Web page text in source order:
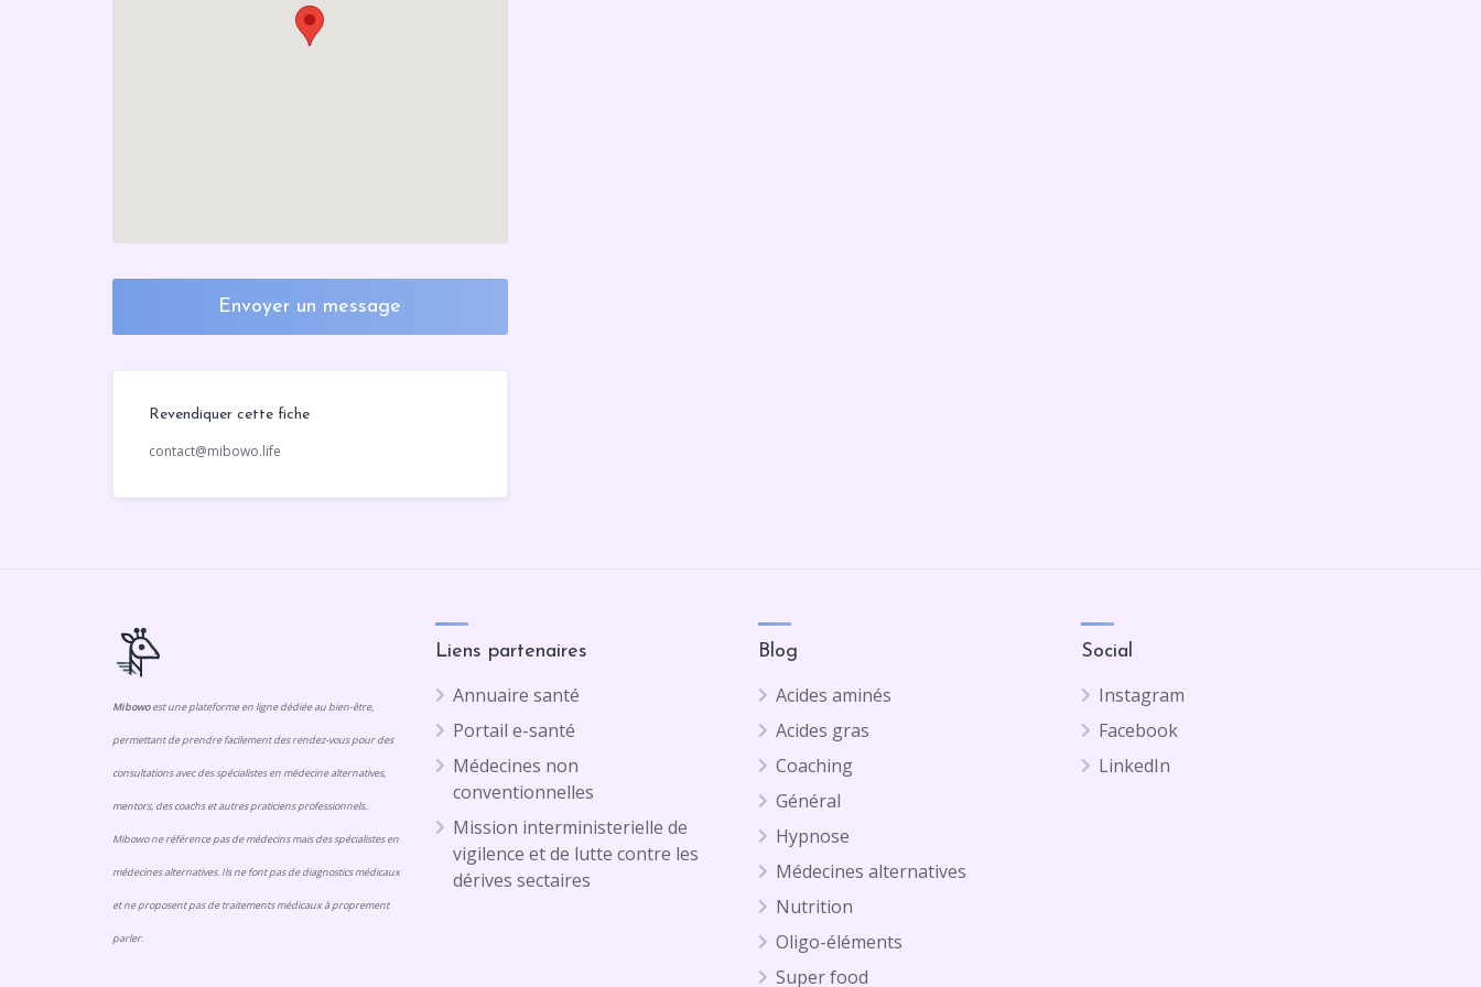
Envoyer un message
Revendiquer cette fiche
contact@mibowo.life
Mibowoest une plateforme en ligne dédiée au bien-être,
permettant de prendre facilement des rendez-vous pour des
consultations avec des spécialistes en médecine alternatives,
mentors, des coachs et autres praticiens professionnels.
Mibowo ne référence pas de médecins mais des spécialistes en
médecines alternatives. Ils ne font pas de diagnostics médicaux
et ne proposent pas de traitements médicaux à proprement
parler.
Liens partenaires
Annuaire santé
Portail e-santé
Médecines non
conventionnelles
Mission interministerielle de
vigilence et de lutte contre les
dérives sectaires
Blog
Acides aminés
Acides gras
Coaching
Général
Hypnose
Médecines alternatives
Nutrition
Oligo-éléments
Super food
Social
Instagram
Facebook
LinkedIn